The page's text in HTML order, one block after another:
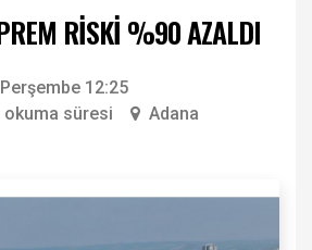
RİSKİ %90 AZALDI
12:25
okuma süresi Adana